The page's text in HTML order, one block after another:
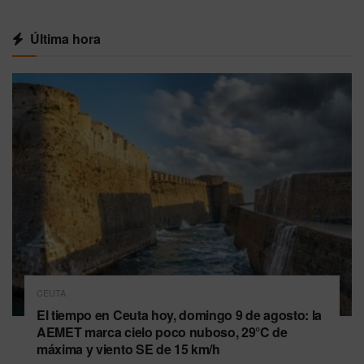
Última hora
CEUTA
El tiempo en Ceuta hoy, domingo 9 de agosto: la
AEMET marca cielo poco nuboso, 29°C de
máxima y viento SE de 15 km/h